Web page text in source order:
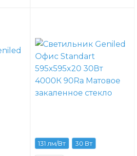
131 лм/Вт 30 Вт